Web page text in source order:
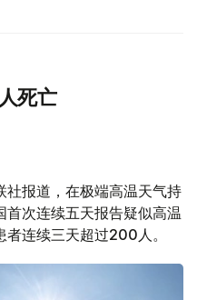
死亡
社报道，在极端高温天气持
次连续五天报告疑似高温
连续三天超过200人。